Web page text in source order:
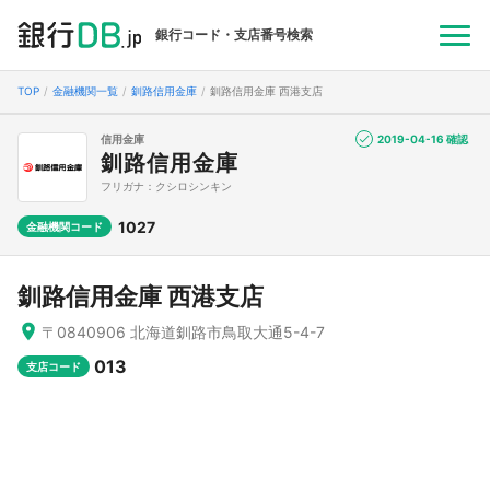
銀行コード・支店番号検索
TOP 金融機関一覧 釧路信用金庫 釧路信用金庫 西港支店
信用金庫
釧路信用金庫
フリガナ：クシロシンキン
金融機関コード 1027
2019-04-16 確認
釧路信用金庫 西港支店
〒0840906 北海道釧路市鳥取大通5-4-7
支店コード 013